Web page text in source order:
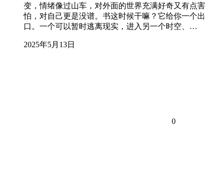
变，情绪像过山车，对外面的世界充满好奇又有点害
怕，对自己更是没谱。书这时候干嘛？它给你一个出
口。一个可以暂时逃离现实，进入另一个时空、…
2025年5月13日
0